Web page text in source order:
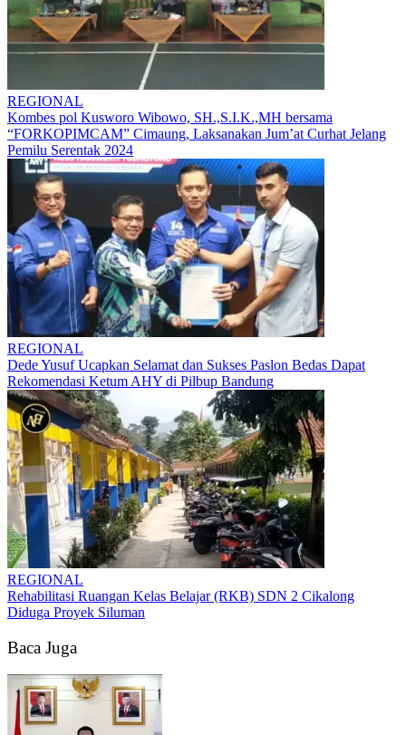
REGIONAL
Kombes pol Kusworo Wibowo, SH.,S.I.K.,MH bersama
“FORKOPIMCAM” Cimaung, Laksanakan Jum’at Curhat Jelang
Pemilu Serentak 2024
REGIONAL
Dede Yusuf Ucapkan Selamat dan Sukses Paslon Bedas Dapat
Rekomendasi Ketum AHY di Pilbup Bandung
REGIONAL
Rehabilitasi Ruangan Kelas Belajar (RKB) SDN 2 Cikalong
Diduga Proyek Siluman
Baca Juga